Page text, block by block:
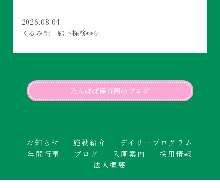
2026.08.04
くるみ組 廊下探検👀✨
たんぽぽ保育園のブログ
お知らせ 施設紹介
デイリープログラム
年間行事
ブログ 入園案内
採用情報
法人概要